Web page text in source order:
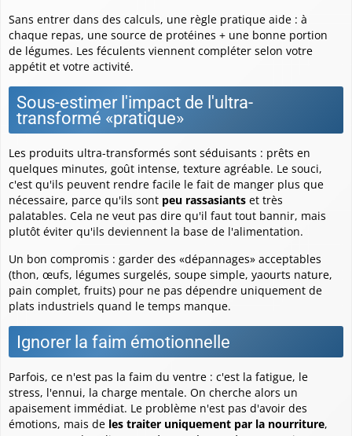
Sans entrer dans des calculs, une règle pratique aide : à
chaque repas, une source de protéines + une bonne portion
de légumes. Les féculents viennent compléter selon votre
appétit et votre activité.
Sous-estimer l'impact de l'ultra-
transformé «pratique»
Les produits ultra-transformés sont séduisants : prêts en
quelques minutes, goût intense, texture agréable. Le souci,
c'est qu'ils peuvent rendre facile le fait de manger plus que
nécessaire, parce qu'ils sont peu rassasiants et très
palatables. Cela ne veut pas dire qu'il faut tout bannir, mais
plutôt éviter qu'ils deviennent la base de l'alimentation.
Un bon compromis : garder des «dépannages» acceptables
(thon, œufs, légumes surgelés, soupe simple, yaourts nature,
pain complet, fruits) pour ne pas dépendre uniquement de
plats industriels quand le temps manque.
Ignorer la faim émotionnelle
Parfois, ce n'est pas la faim du ventre : c'est la fatigue, le
stress, l'ennui, la charge mentale. On cherche alors un
apaisement immédiat. Le problème n'est pas d'avoir des
émotions, mais de les traiter uniquement par la nourriture,